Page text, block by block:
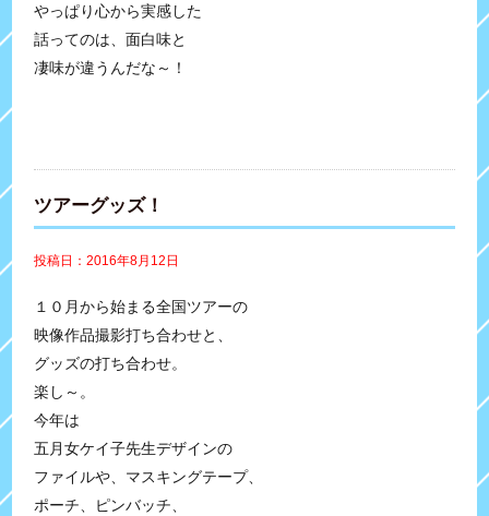
やっぱり心から実感した
話ってのは、面白味と
凄味が違うんだな～！
ツアーグッズ！
投稿日：2016年8月12日
１０月から始まる全国ツアーの
映像作品撮影打ち合わせと、
グッズの打ち合わせ。
楽し～。
今年は
五月女ケイ子先生デザインの
ファイルや、マスキングテープ、
ポーチ、ピンバッチ、